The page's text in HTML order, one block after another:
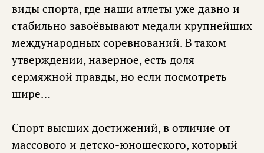
виды спорта, где наши атлеты уже давно и
стабильно завоёвывают медали крупнейших
международных соревнований. В таком
утверждении, наверное, есть доля
сермяжной правды, но если посмотреть
шире…
Спорт высших достижений, в отличие от
массового и детско-юношеского, который